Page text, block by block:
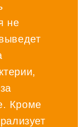
не
Кроме